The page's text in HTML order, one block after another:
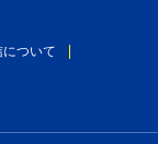
ついて